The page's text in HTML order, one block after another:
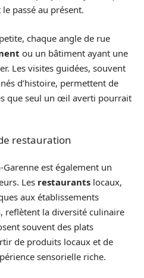
passé au présent.
chaque angle de rue
ou un bâtiment ayant une
Les visites guidées, souvent
d’histoire, permettent de
que seul un œil averti pourrait
restauration
est également un
Les restaurants locaux,
aux établissements
reflètent la diversité culinaire
souvent des plats
de produits locaux et de
sensorielle riche.